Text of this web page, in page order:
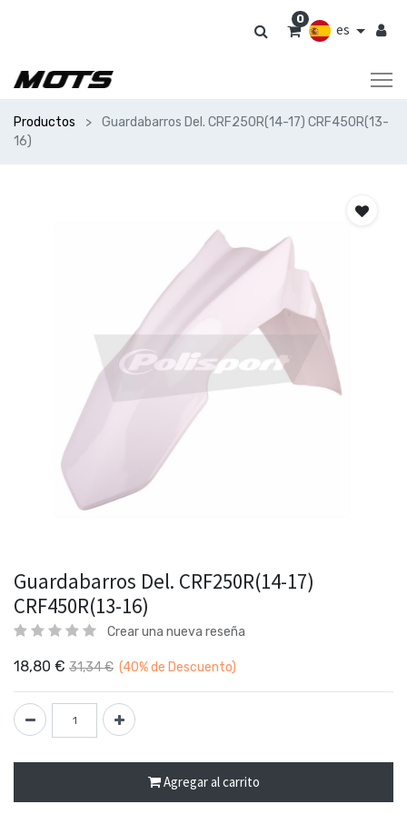
es
0
Productos
Guardabarros Del. CRF250R(14-17) CRF450R(13-
16)
Guardabarros Del. CRF250R(14-17)
CRF450R(13-16)
Crear una nueva reseña
18,80 € 31,34€ (40%de Descuento)
Agregar al carrito